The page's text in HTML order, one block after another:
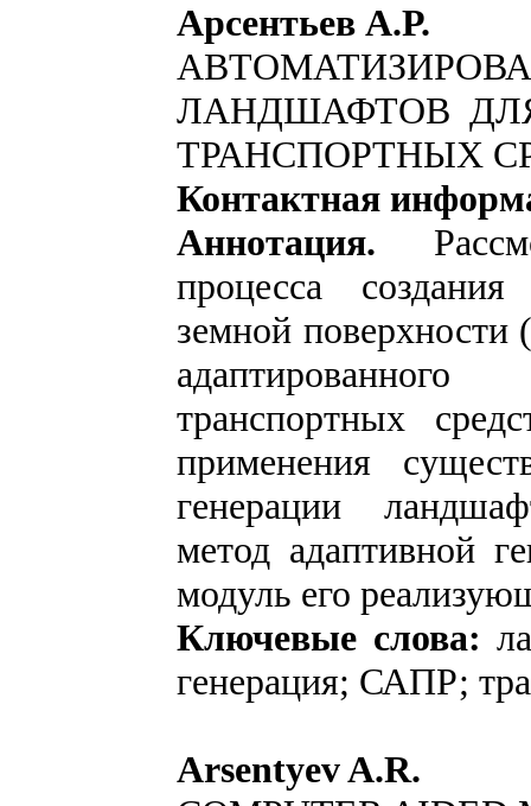
Арсентьев А.Р.
ЛАНДШАФТОВ
ТРАНСПОРТНЫХ
Контактная
Аннотация.
процесса
земной поверхности
транспортных
применения
генерации
метод адаптивной
модуль его
Ключевые слова:
генерация; САПР;
Arsentyev A.R.